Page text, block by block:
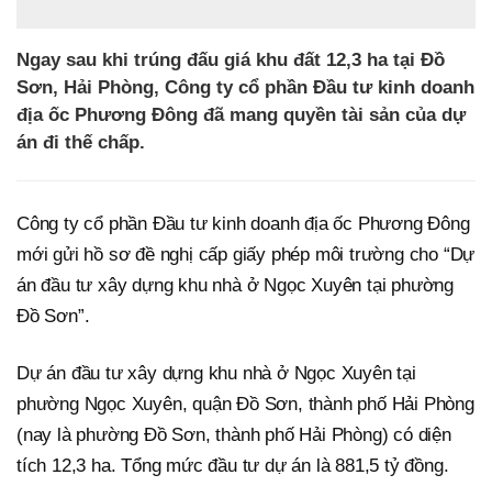
Ngay sau khi trúng đấu giá khu đất 12,3 ha tại Đồ
Sơn, Hải Phòng, Công ty cổ phần Đầu tư kinh doanh
địa ốc Phương Đông đã mang quyền tài sản của dự
án đi thế chấp.
Công ty cổ phần Đầu tư kinh doanh địa ốc Phương Đông
mới gửi hồ sơ đề nghị cấp giấy phép môi trường cho “Dự
án đầu tư xây dựng khu nhà ở Ngọc Xuyên tại phường
Đồ Sơn”.
Dự án đầu tư xây dựng khu nhà ở Ngọc Xuyên tại
phường Ngọc Xuyên, quận Đồ Sơn, thành phố Hải Phòng
(nay là phường Đồ Sơn, thành phố Hải Phòng) có diện
tích 12,3 ha. Tổng mức đầu tư dự án là 881,5 tỷ đồng.